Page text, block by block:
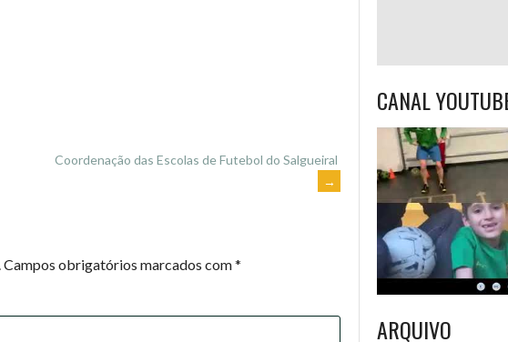
Coordenação das Escolas de Futebol do Salgueiral
→
Campos obrigatórios marcados com*
CANAL
ARQUIVO